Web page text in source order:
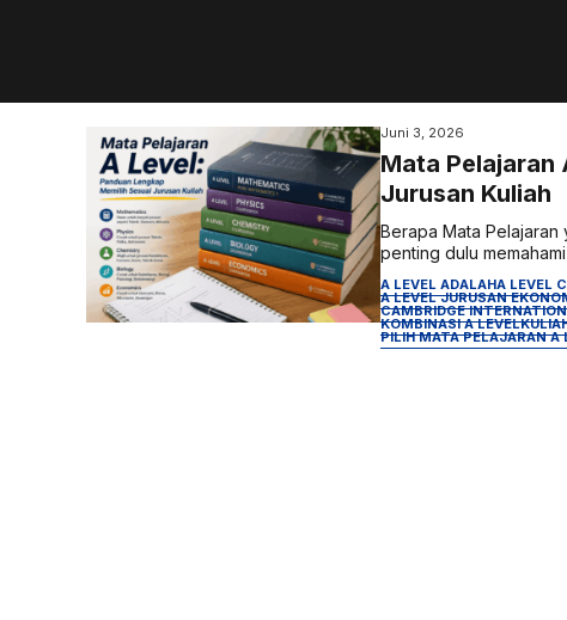
Juni 3, 2026
Mata Pelajaran
Jurusan Kuliah
Berapa Mata Pelajaran
penting dulu
A LEVEL ADALAHA LEVEL
A LEVEL JURUSAN
CAMBRIDGE
KOMBINASI A LEVEL
PILIH MATA PELAJARAN A